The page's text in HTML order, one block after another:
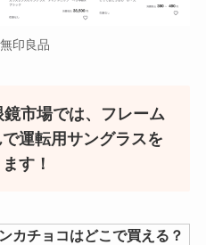
印良品
市場では、フレーム
運転用サングラスを
す！
カチョコはどこで買える？